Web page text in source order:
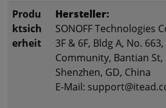
Produ
ktsich
erheit
Hersteller:
SONOFF Technologies
3F & 6F, Bldg A, No.
Community, Bantian St,
Shenzhen, GD, China
E-Mail: